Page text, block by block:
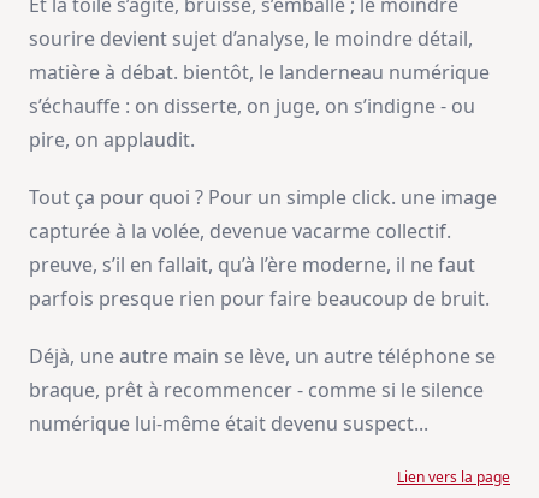
sourire devient sujet d’analyse, le moindre détail,
matière à débat. bientôt, le landerneau numérique
s’échauffe : on disserte, on juge, on s’indigne - ou
pire, on applaudit.
Tout ça pour quoi ? Pour un simple click. une image
capturée à la volée, devenue vacarme collectif.
preuve, s’il en fallait, qu’à l’ère moderne, il ne faut
parfois presque rien pour faire beaucoup de bruit.
Déjà, une autre main se lève, un autre téléphone se
braque, prêt à recommencer - comme si le silence
numérique lui-même était devenu suspect...
Lien vers la page